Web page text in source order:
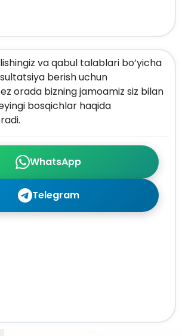
WhatsApp
Telegram
va qabul talablari bo’yicha
berish uchun
orada bizning jamoamiz siz bilan
bosqichlar haqida